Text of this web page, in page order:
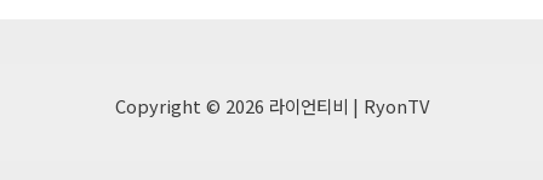
Copyright © 2026 라이언티비 | RyonTV